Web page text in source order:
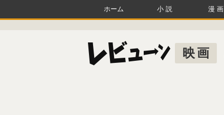
ホーム 小説 漫画
映画